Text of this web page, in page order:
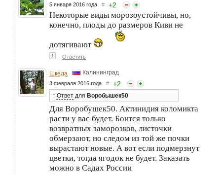
5 января 2016 года # +2
Некоторые виды морозоустойчивы, но,
конечно, плоды до размеров Киви не
дотягивают
↑ Ответить
Шкеда Калининград
3 февраля 2016 года # +2
↑ Ответ для Воробышек50
Для Воробушек50. Актинидия коломикта
расти у вас будет. Боится только
возвратных заморозков, листочки
обмерзают, но следом из той же почки
вырастают новые. А вот если подмерзнут
цветки, тогда ягодок не будет. Заказать
можно в Садах России